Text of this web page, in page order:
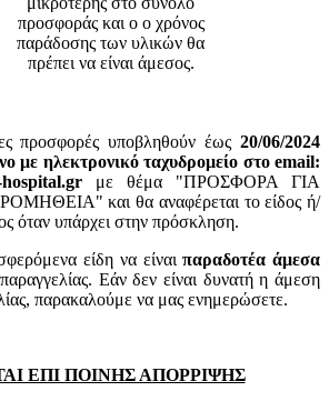
προσφοράς και ο ο χρόνος
παράδοσης των υλικών θα
πρέπει να είναι άμεσος.
προσφορές υποβληθούν έως 20/06/2024
με ηλεκτρονικό ταχυδρομείο στο email:
με θέμα "ΠΡΟΣΦΟΡΑ ΓΙΑ
και θα αναφέρεται το είδος ή/
όταν υπάρχει στην πρόσκληση.
είδη να είναιπαραδοτέα άμεσα
Εάν δεν είναι δυνατή η άμεση
παρακαλούμε να μας ενημερώσετε.
ΕΠΙ ΠΟΙΝΗΣ ΑΠΟΡΡΙΨΗΣ